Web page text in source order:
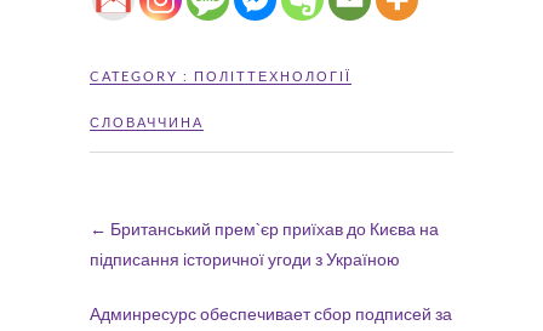
CATEGORY : ПОЛІТТЕХНОЛОГІЇ
СЛОВАЧЧИНА
← Британський прем`єр приїхав до Києва на
підписання історичної угоди з Україною
Админресурс обеспечивает сбор подписей за